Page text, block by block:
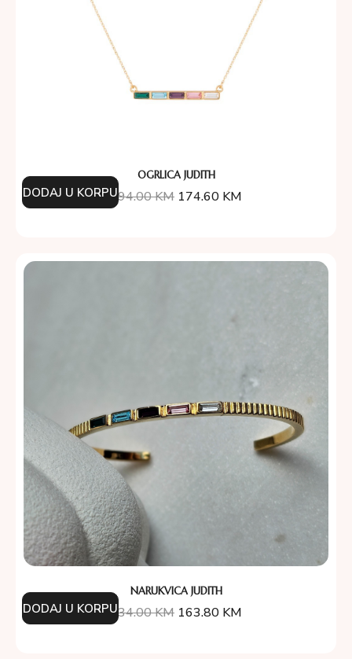
OGRLICA JUDITH
194.00KM 174.60 KM
DODAJ U KORPU
NARUKVICA JUDITH
234.00KM 163.80 KM
DODAJ U KORPU